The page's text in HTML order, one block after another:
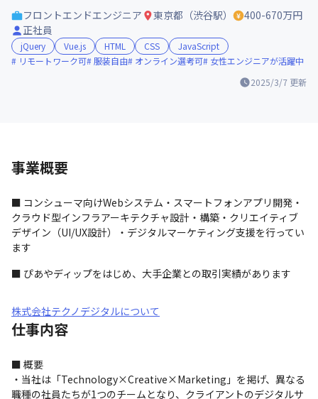
2025/3/7 更新
フロントエンドエンジニア 東京都（渋谷駅）
400-670万円
正社員
jQuery Vue.js HTML CSS
JavaScript
リモートワーク可 服装自由 オンライン選考可 女性エンジニアが活躍中
事業概要
■ コンシューマ向けWebシステム・スマートフォンアプリ開発・
クラウド型インフラアーキテクチャ設計・構築・クリエイティブ
デザイン（UI/UX設計）・デジタルマーケティング支援を行ってい
ます
■ ぴあやディップをはじめ、大手企業との取引実績があります
株式会社テクノデジタルについて
仕事内容
■ 概要
・当社は「Technology×Creative×Marketing」を掲げ、異なる
職種の社員たちが1つのチームとなり、クライアントのデジタルサ